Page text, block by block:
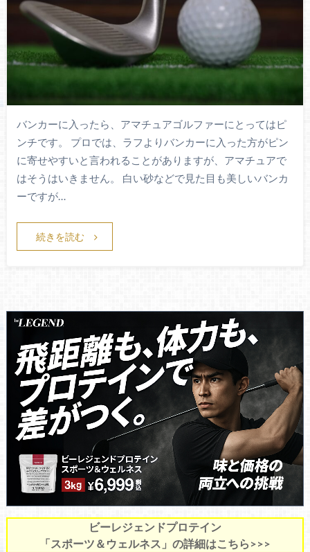
バンカーに入ったら、アマチュアゴルファーにとってはピ
ンチです。 プロでは、ラフよりバンカーに入った方がピン
に寄せやすいと言われることがありますが、アマチュアで
はそうはいきません。 白い砂などで見た目も美しいバンカ
ーですが…
続きを読む
ビーレジェンドプロテイン
「スポーツ＆ウェルネス」の詳細はこちら>>>